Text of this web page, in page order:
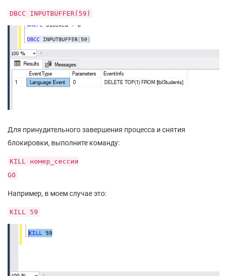
DBCC INPUTBUFFER(59)
Для принудительного завершения процесса и снятия
блокировки, выполните команду:
KILL номер_сессии
GO
Например, в моем случае это:
KILL 59